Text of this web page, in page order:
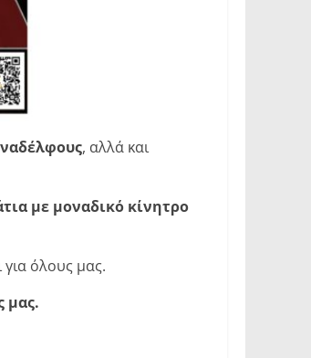
, αλλά και
με μοναδικό κίνητρο
όλους μας.
μας.